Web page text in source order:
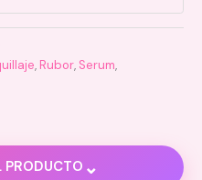
, Rubor, Serum,
PRODUCTO ⌄